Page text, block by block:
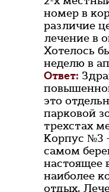
номер в
различие
лечение в
Хотелось
неделю в
Ответ:
это
парковой
трехстах
Корпус №3
самом
настоящее
наиболее
отдых.